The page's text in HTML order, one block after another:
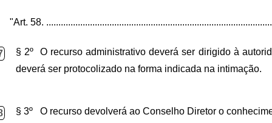
"Art. 58. .............................................................................................
§ 2º O recurso administrativo deverá ser dirigido à
deverá ser protocolizado na forma indicada na intimação.
§ 3º O recurso devolverá ao Conselho Diretor o